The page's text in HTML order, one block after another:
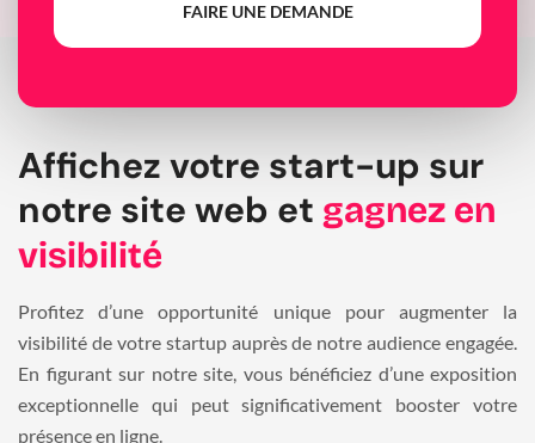
FAIRE UNE DEMANDE
Affichez votre start-up sur
notre site web et gagnez en
visibilité
Profitez d’une opportunité unique pour augmenter la
visibilité de votre startup auprès de notre audience engagée.
En figurant sur notre site, vous bénéficiez d’une exposition
exceptionnelle qui peut significativement booster votre
présence en ligne.